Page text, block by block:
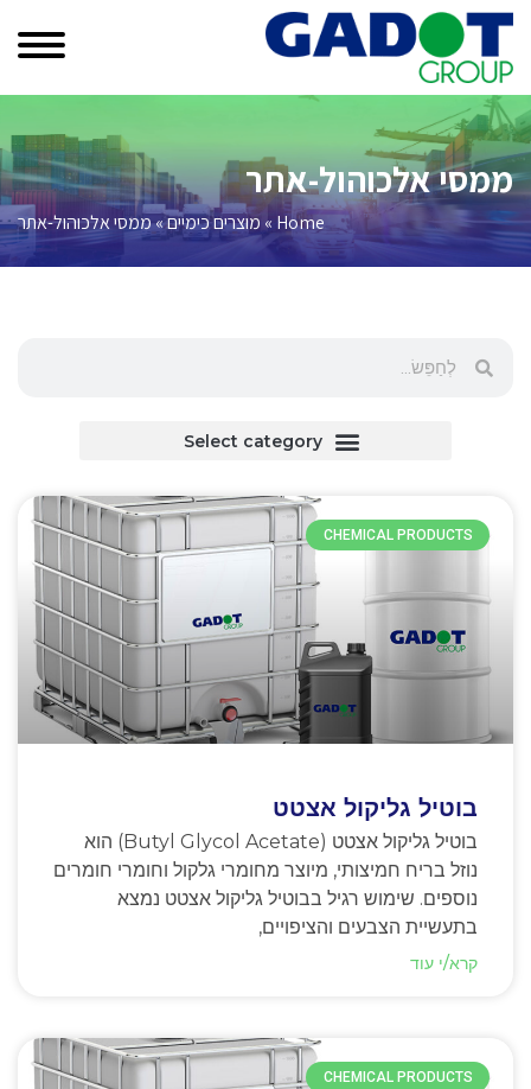
ממסי אלכוהול-אתר
Home
»מוצרים כימיים»ממסי אלכוהול-אתר
CHEMICAL PRODUCTS
בוטיל גליקול אצטט
בוטיל גליקול אצטט (Butyl Glycol Acetate) הוא
נוזל בריח חמיצותי, מיוצר מחומרי גלקול וחומרי חומרים
נוספים. שימוש רגיל בבוטיל גליקול אצטט נמצא
בתעשיית הצבעים והציפויים,
קרא/י עוד
CHEMICAL PRODUCTS